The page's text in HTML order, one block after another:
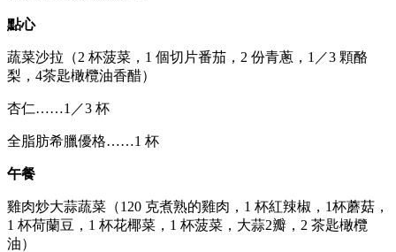
點心
蔬菜沙拉（2 杯菠菜，1 個切片番茄，2 份青蔥，1／3 顆酪
梨，4茶匙橄欖油香醋）
杏仁……1／3 杯
全脂肪希臘優格……1 杯
午餐
雞肉炒大蒜蔬菜（120 克煮熟的雞肉，1 杯紅辣椒，1杯蘑菇，
1 杯荷蘭豆，1 杯花椰菜，1 杯菠菜，大蒜2瓣，2 茶匙橄欖
油）